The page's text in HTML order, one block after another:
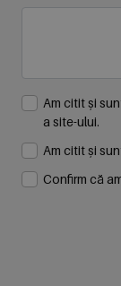
Am citit și
a site-ului.
Am citit și
Confirm că